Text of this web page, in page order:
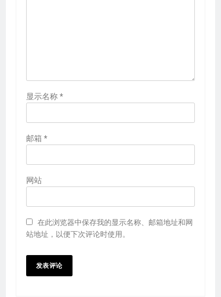
显示名称 *
邮箱 *
网站
在此浏览器中保存我的显示名称、邮箱地址和网
站地址，以便下次评论时使用。